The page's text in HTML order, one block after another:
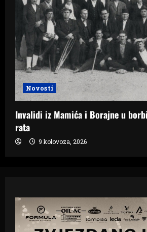
Novosti
Invalidi iz Mamića i Borajne u
rata
9 kolovoza, 2026